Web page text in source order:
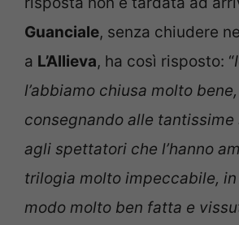
Guanciale, senza chiudere
a L’Allieva, ha così risposto: “
l’abbiamo chiusa molto bene,
consegnando alle
agli spettatori che l’hanno
trilogia molto impeccabile,
modo molto ben fatta e